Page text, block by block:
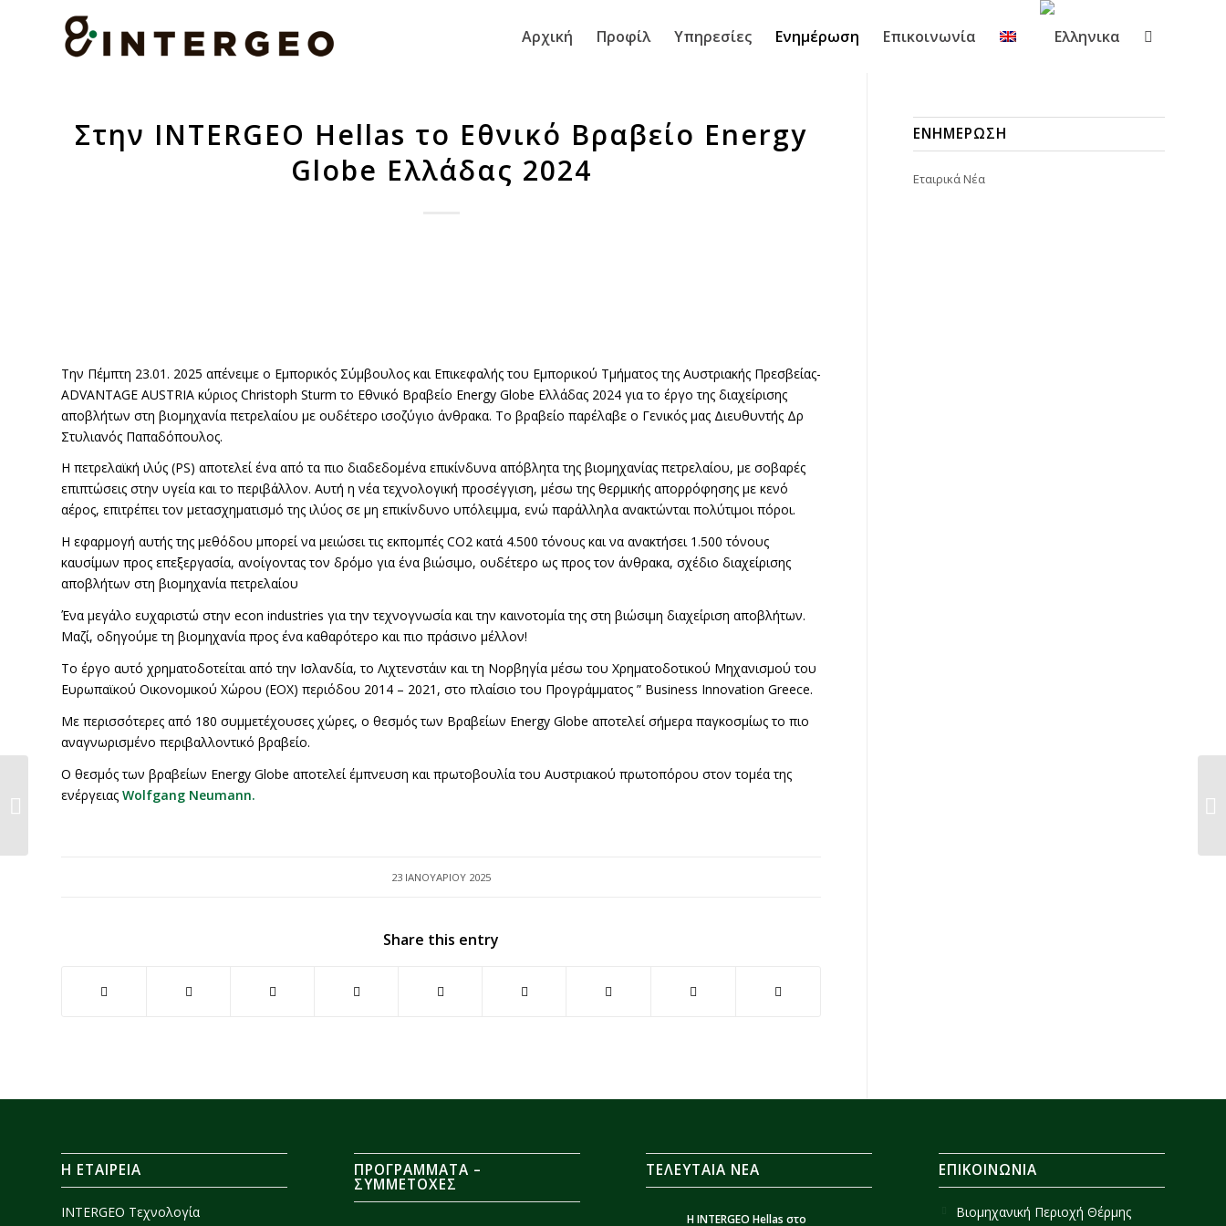
Αρχική Προφίλ Υπηρεσίες Ενημέρωση Επικοινωνία
Στην INTERGEO Hellas το Εθνικό Βραβείο Energy
Globe Ελλάδας 2024
Την Πέμπτη 23.01. 2025 απένειμε ο Εμπορικός Σύμβουλος και Επικεφαλής του Εμπορικού Τμήματος της Αυστριακής Πρεσβείας-
ADVANTAGE AUSTRIA κύριος Christoph Sturm το Εθνικό Βραβείο Energy Globe Ελλάδας 2024 για το έργο της διαχείρισης
αποβλήτων στη βιομηχανία πετρελαίου με ουδέτερο ισοζύγιο άνθρακα. Το βραβείο παρέλαβε ο Γενικός μας Διευθυντής Δρ
Στυλιανός Παπαδόπουλος.
Η πετρελαϊκή ιλύς (PS) αποτελεί ένα από τα πιο διαδεδομένα επικίνδυνα απόβλητα της βιομηχανίας πετρελαίου, με σοβαρές
επιπτώσεις στην υγεία και το περιβάλλον. Αυτή η νέα τεχνολογική προσέγγιση, μέσω της θερμικής απορρόφησης με κενό
αέρος, επιτρέπει τον μετασχηματισμό της ιλύος σε μη επικίνδυνο υπόλειμμα, ενώ παράλληλα ανακτώνται πολύτιμοι πόροι.
Η εφαρμογή αυτής της μεθόδου μπορεί να μειώσει τις εκπομπές CO2 κατά 4.500 τόνους και να ανακτήσει 1.500 τόνους
καυσίμων προς επεξεργασία, ανοίγοντας τον δρόμο για ένα βιώσιμο, ουδέτερο ως προς τον άνθρακα, σχέδιο διαχείρισης
αποβλήτων στη βιομηχανία πετρελαίου
Ένα μεγάλο ευχαριστώ στην econ industries για την τεχνογνωσία και την καινοτομία της στη βιώσιμη διαχείριση αποβλήτων.
Μαζί, οδηγούμε τη βιομηχανία προς ένα καθαρότερο και πιο πράσινο μέλλον!
To έργο αυτό χρηματοδοτείται από την Ισλανδία, το Λιχτενστάιν και τη Νορβηγία μέσω του Χρηματοδοτικού Μηχανισμού του
Ευρωπαϊκού Οικονομικού Χώρου (ΕΟΧ) περιόδου 2014 – 2021, στο πλαίσιο του Προγράμματος ” Business Innovation Greece.
Με περισσότερες από 180 συμμετέχουσες χώρες, ο θεσμός των Βραβείων Energy Globe αποτελεί σήμερα παγκοσμίως το πιο
αναγνωρισμένο περιβαλλοντικό βραβείο.
Ο θεσμός των βραβείων Energy Globe αποτελεί έμπνευση και πρωτοβουλία του Αυστριακού πρωτοπόρου στον τομέα της
ενέργειας Wolfgang Neumann.
23 ΙΑΝΟΥΑΡΊΟΥ 2025
Share this entry
ΕΝΗΜΈΡΩΣΗ
Εταιρικά Νέα
H ΕΤΑΙΡΕΙΑ
INTERGEO Τεχνολογία
ΠΡΟΓΡΆΜΜΑΤΑ –
ΣΥΜΜΕΤΟΧΈΣ
ΤΕΛΕΥΤΑΙΑ ΝΕΑ
Η INTERGEO Hellas στο
ΕΠΙΚΟΙΝΩΝΙΑ
Βιομηχανική Περιοχή Θέρμης
Παρουσίαση της νέας
μονάδας